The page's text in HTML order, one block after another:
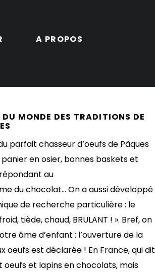
A PROPOS
DU MONDE DES TRADITIONS DE
parfait chasseur d’oeufs de Pâques
en osier, bonnes baskets et
au
du chocolat… On a aussi développé
de recherche particulière : le
tiède, chaud, BRULANT ! ». Bref, on
âme d’enfant : l’ouverture de la
oeufs est déclarée ! En France, qui dit
oeufs et lapins en chocolats, mais